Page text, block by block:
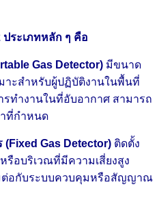
ประเภทหลัก ๆ คือ
Gas Detector)มีขนาด
าะสำหรับผู้ปฏิบัติงานในพื้นที่
รทำงานในที่อับอากาศ สามารถ
ที่กำหนด
(Fixed Gas Detector)ติดตั้ง
รือบริเวณที่มีความเสี่ยงสูง
ต่อกับระบบควบคุมหรือสัญญาณ